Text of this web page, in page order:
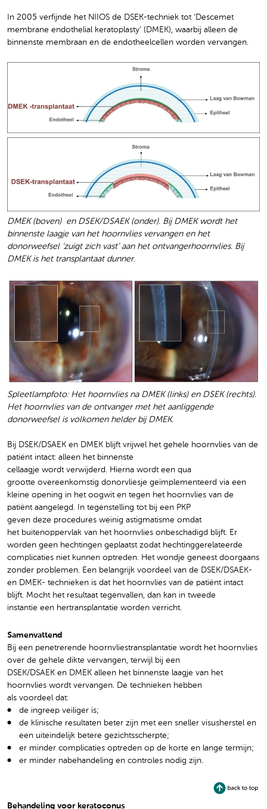
In 2005 verfijnde het NIIOS de DSEK-techniek tot ‘Descemet
membrane endothelial keratoplasty’ (DMEK), waarbij alleen de
binnenste membraan en de endotheelcellen worden vervangen.
DMEK (boven) en DSEK/DSAEK (onder). Bij DMEK wordt het
binnenste laagje van het hoornvlies vervangen en het
donorweefsel ‘zuigt zich vast’ aan het ontvangerhoornvlies. Bij
DMEK is het transplantaat dunner.
Spleetlampfoto: Het hoornvlies na DMEK (links) en DSEK (rechts).
Het hoornvlies van de ontvanger met het aanliggende
donorweefsel is volkomen helder bij DMEK.
Bij DSEK/DSAEK en DMEK blijft vrijwel het gehele hoornvlies van de
patiënt intact: alleen het binnenste
cellaagje wordt verwijderd. Hierna wordt een qua
grootte overeenkomstig donorvliesje geïmplementeerd via een
kleine opening in het oogwit en tegen het hoornvlies van de
patiënt aangelegd. In tegenstelling tot bij een PKP
geven deze procedures weinig astigmatisme omdat
het buitenoppervlak van het hoornvlies onbeschadigd blijft. Er
worden geen hechtingen geplaatst zodat hechtinggerelateerde
complicaties niet kunnen optreden. Het wondje geneest doorgaans
zonder problemen. Een belangrijk voordeel van de DSEK/DSAEK-
en DMEK- technieken is dat het hoornvlies van de patiënt intact
blijft. Mocht het resultaat tegenvallen, dan kan in tweede
instantie een hertransplantatie worden verricht.
Samenvattend
Bij een penetrerende hoornvliestransplantatie wordt het hoornvlies
over de gehele dikte vervangen, terwijl bij een
DSEK/DSAEK en DMEK alleen het binnenste laagje van het
hoornvlies wordt vervangen. De technieken hebben
als voordeel dat:
de ingreep veiliger is;
de klinische resultaten beter zijn met een sneller visusherstel en
een uiteindelijk betere gezichtsscherpte;
er minder complicaties optreden op de korte en lange termijn;
er minder nabehandeling en controles nodig zijn.
Behandeling voor keratoconus